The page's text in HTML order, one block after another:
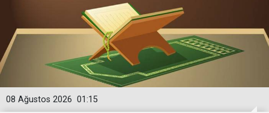
01:15
08 Ağustos 2026